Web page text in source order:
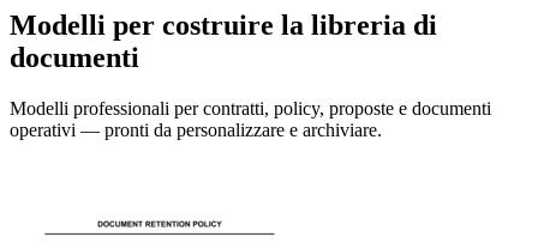
Modelli per costruire la libreria di
documenti
Modelli professionali per contratti, policy, proposte e documenti
operativi — pronti da personalizzare e archiviare.